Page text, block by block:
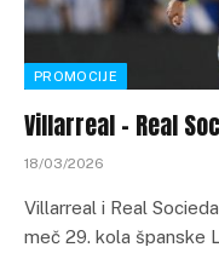
PROMOCIJE
Villarreal – Real
18/03/2026
Villarreal i Real
meč 29. kola španske